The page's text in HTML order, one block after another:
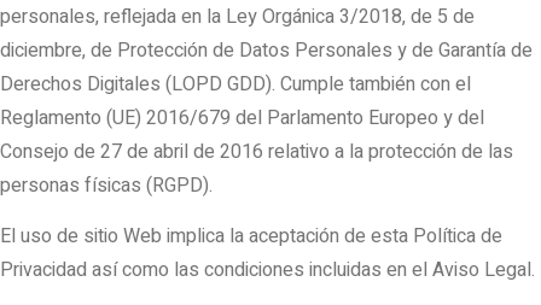
personales, reflejada en la Ley Orgánica 3/2018, de 5 de
diciembre, de Protección de Datos Personales y de Garantía de
Derechos Digitales (LOPD GDD). Cumple también con el
Reglamento (UE) 2016/679 del Parlamento Europeo y del
Consejo de 27 de abril de 2016 relativo a la protección de las
personas físicas (RGPD).
El uso de sitio Web implica la aceptación de esta Política de
Privacidad así como las condiciones incluidas en el Aviso Legal.